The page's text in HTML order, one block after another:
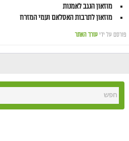
מוזאון הנגב לאמנות
מוזאון לתרבות האסלאם ועמי המזרח
פורסם על ידי עורך האתר